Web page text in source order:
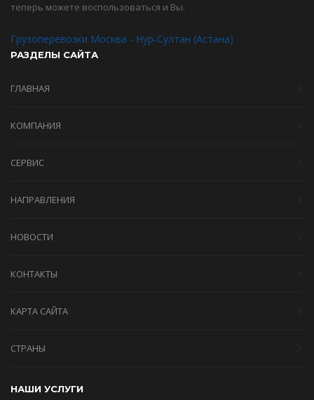
теперь можете воспользоваться и Вы.
Грузоперевозки Москва - Нур-Султан (Астана)
РАЗДЕЛЫ САЙТА
ГЛАВНАЯ
КОМПАНИЯ
СЕРВИС
НАПРАВЛЕНИЯ
НОВОСТИ
КОНТАКТЫ
КАРТА САЙТА
СТРАНЫ
НАШИ УСЛУГИ